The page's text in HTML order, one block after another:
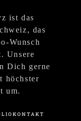
ist das
das
Wunsch
Unsere
Dich gerne
höchster
um.
KONTAKT